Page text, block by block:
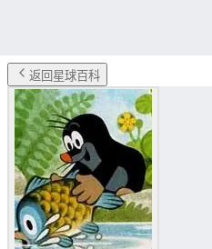
返回星球百科